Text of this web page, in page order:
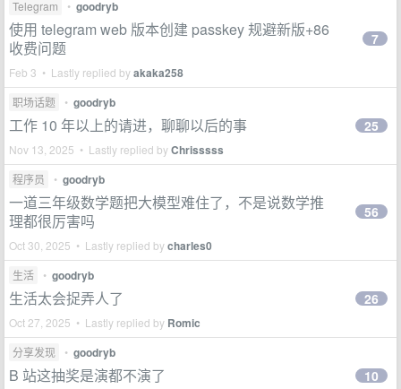
Telegram • goodryb
使用 telegram web 版本创建 passkey 规避新版+86
收费问题
Feb 3 • Lastly replied byakaka258
7
职场话题 • goodryb
工作 10 年以上的请进，聊聊以后的事
Nov 13, 2025 • Lastly replied byChrisssss
25
程序员 • goodryb
一道三年级数学题把大模型难住了，不是说数学推
理都很厉害吗
Oct 30, 2025 • Lastly replied bycharles0
56
生活 • goodryb
生活太会捉弄人了
Oct 27, 2025 • Lastly replied by Romic
26
分享发现 • goodryb
B 站这抽奖是演都不演了 10